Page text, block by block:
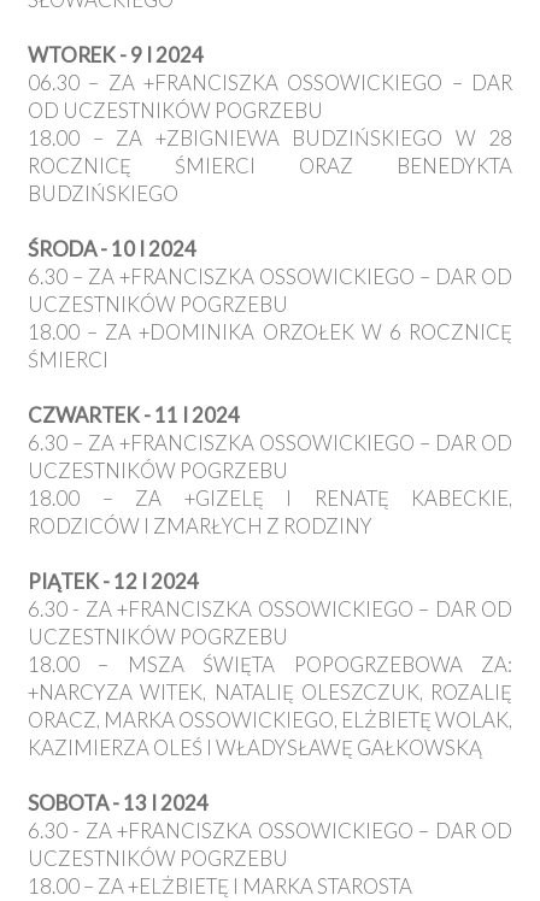
WTOREK - 9 I 2024
06.30 – ZA +FRANCISZKA OSSOWICKIEGO – DAR
OD UCZESTNIKÓW POGRZEBU
18.00 – ZA +ZBIGNIEWA BUDZIŃSKIEGO W 28
ROCZNICĘ ŚMIERCI ORAZ BENEDYKTA
BUDZIŃSKIEGO
ŚRODA - 10 I 2024
6.30 – ZA +FRANCISZKA OSSOWICKIEGO – DAR OD
UCZESTNIKÓW POGRZEBU
18.00 – ZA +DOMINIKA ORZOŁEK W 6 ROCZNICĘ
ŚMIERCI
CZWARTEK - 11 I 2024
6.30 – ZA +FRANCISZKA OSSOWICKIEGO – DAR OD
UCZESTNIKÓW POGRZEBU
18.00 – ZA +GIZELĘ I RENATĘ KABECKIE,
RODZICÓW I ZMARŁYCH Z RODZINY
PIĄTEK - 12 I 2024
6.30 - ZA +FRANCISZKA OSSOWICKIEGO – DAR OD
UCZESTNIKÓW POGRZEBU
18.00 – MSZA ŚWIĘTA POPOGRZEBOWA ZA:
+NARCYZA WITEK, NATALIĘ OLESZCZUK, ROZALIĘ
ORACZ, MARKA OSSOWICKIEGO, ELŻBIETĘ WOLAK,
KAZIMIERZA OLEŚ I WŁADYSŁAWĘ GAŁKOWSKĄ
SOBOTA - 13 I 2024
6.30 - ZA +FRANCISZKA OSSOWICKIEGO – DAR OD
UCZESTNIKÓW POGRZEBU
18.00 – ZA +ELŻBIETĘ I MARKA STAROSTA